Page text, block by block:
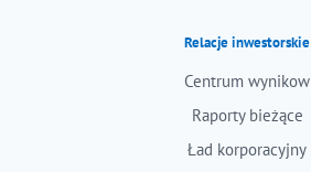
Relacje inwestorskie
Centrum wynikow
Raporty bieżące
Ład korporacyjny